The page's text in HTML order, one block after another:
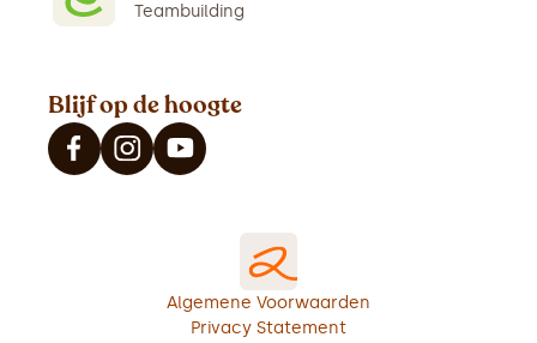
Teambuilding
Blijf op de hoogte
Algemene Voorwaarden
Privacy Statement